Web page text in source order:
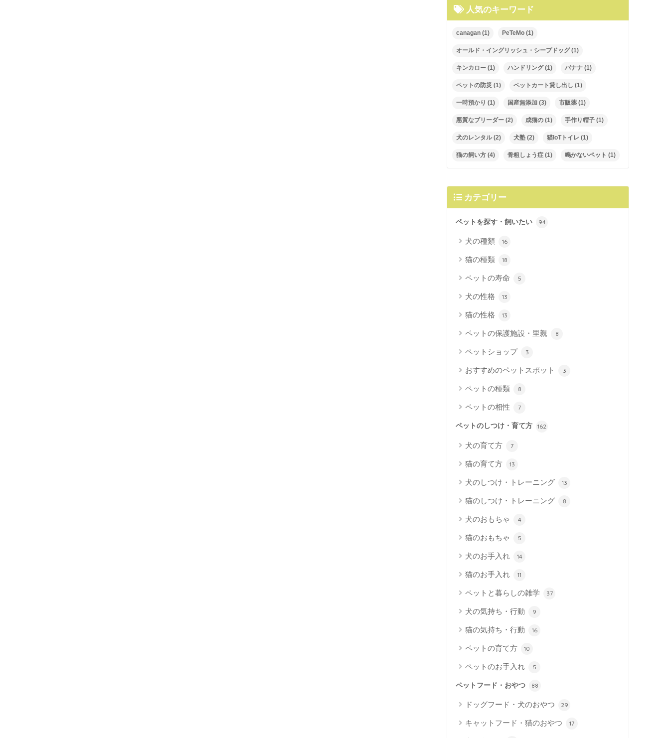
人気のキーワード
canagan (1) PeTeMo (1)
オールド・イングリッシュ・シープドッグ(1)
キンカロー (1) ハンドリング(1) バナナ (1)
ペットの防災 (1) ペットカート貸し出し (1)
一時預かり (1) 国産無添加 (3) 市販薬 (1)
悪質なブリーダー (2) 成猫の (1) 手作り帽子 (1)
犬のレンタル(2) 犬塾 (2) 猫IoTトイレ (1)
猫の飼い方 (4) 骨粗しょう症 (1) 鳴かないペット (1)
カテゴリー
ペットを探す・飼いたい 94
犬の種類 16
猫の種類 18
ペットの寿命 5
犬の性格 13
猫の性格 13
ペットの保護施設・里親 8
ペットショップ 3
おすすめのペットスポット 3
ペットの種類 8
ペットの相性 7
ペットのしつけ・育て方 162
犬の育て方 7
猫の育て方 13
犬のしつけ・トレーニング 13
猫のしつけ・トレーニング 8
犬のおもちゃ 4
猫のおもちゃ 5
犬のお手入れ 14
猫のお手入れ 11
ペットと暮らしの雑学 37
犬の気持ち・行動 9
猫の気持ち・行動 16
ペットの育て方 10
ペットのお手入れ 5
ペットフード・おやつ 88
ドッグフード・犬のおやつ 29
キャットフード・猫のおやつ 17